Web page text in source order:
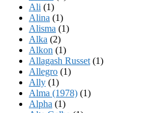
Ali (1)
Alina (1)
Alisma (1)
Alka (2)
Alkon (1)
Allagash Russet (1)
Allegro (1)
Ally (1)
Alma (1978) (1)
Alpha (1)